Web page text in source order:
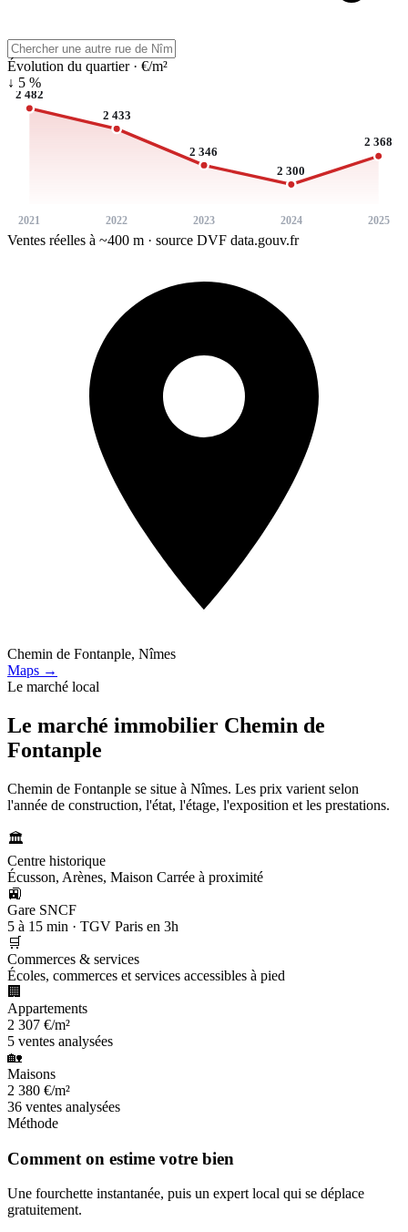
Évolution du quartier · €/m²
↓ 5 %
2 482
2021
2 433
2022
2 346
2023
2 300
2024
2 368
2025
Ventes réelles à ~400 m · source DVF data.gouv.fr
Chemin de Fontanple, Nîmes
Maps →
Le marché local
Le marché immobilier Chemin de
Fontanple
Chemin de Fontanple se situe à Nîmes. Les prix varient selon
l'année de construction, l'état, l'étage, l'exposition et les prestations.
🏛️
Centre historique
Écusson, Arènes, Maison Carrée à proximité
🚉
Gare SNCF
5 à 15 min · TGV Paris en 3h
🛒
Commerces & services
Écoles, commerces et services accessibles à pied
🏢
Appartements
2 307 €/m²
5 ventes analysées
🏡
Maisons
2 380 €/m²
36 ventes analysées
Méthode
Comment on estime votre bien
Une fourchette instantanée, puis un expert local qui se déplace
gratuitement.